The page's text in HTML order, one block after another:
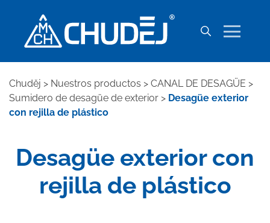
Chuděj > Nuestros productos > CANAL DE DESAGÜE >
Sumidero de desagüe de exterior > Desagüe exterior
con rejilla de plástico
Desagüe exterior con
rejilla de plástico